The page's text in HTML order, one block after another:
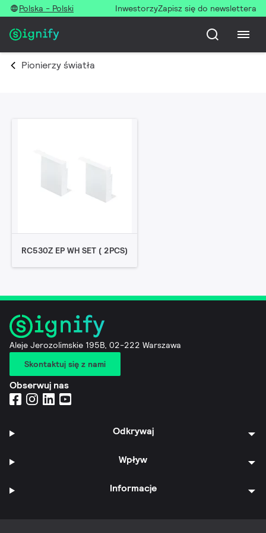
Polska - Polski InwestorzyZapisz się do newslettera
Pionierzy światła
RC530Z EP WH SET ( 2PCS)
Aleje Jerozolimskie 195B, 02-222 Warszawa
Skontaktuj się z nami
Obserwuj nas
Odkrywaj
Wpływ
Informacje